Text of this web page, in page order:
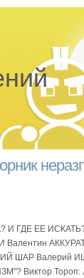
И ГДЕ ЕЕ
ШАР Валерий
Тороп: